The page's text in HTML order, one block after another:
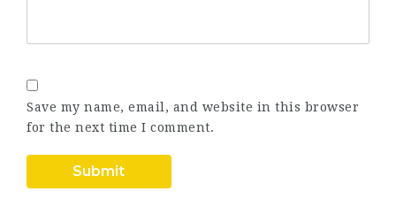
Save my name, email, and website in this browser
for the next time I comment.